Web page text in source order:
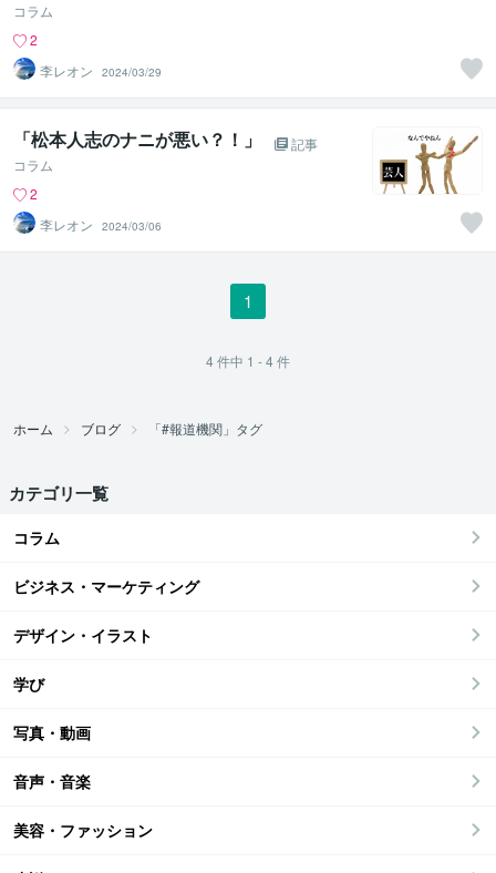
コラム
2
李レオン
2024/03/29
「松本人志のナニが悪い？！」
記事
コラム
2
李レオン
2024/03/06
1
4件中 1 - 4件
ホーム ブログ 「#報道機関」タグ
カテゴリ一覧
コラム
ビジネス・マーケティング
デザイン・イラスト
学び
写真・動画
音声・音楽
美容・ファッション